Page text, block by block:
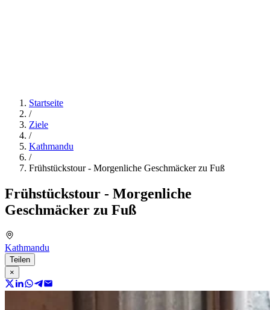
Startseite
/
Ziele
/
Kathmandu
/
Frühstückstour - Morgenliche Geschmäcker zu Fuß
Frühstückstour - Morgenliche
Geschmäcker zu Fuß
Kathmandu
Teilen
×